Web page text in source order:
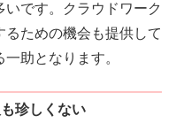
です。クラウドワーク
ための機会も提供して
助となります。
珍しくない